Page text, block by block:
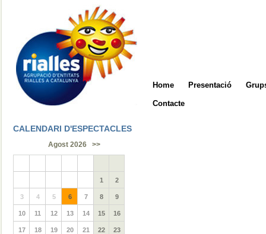
Home Presentació
Contacte
CALENDARI D'ESPECTACLES
Agost 2026 >>
1 2
3 4 5 6 7 8 9
10 11 12 13 14 15 16
17 18 19 20 21 22 23